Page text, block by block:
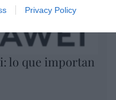
Privacy Policy
lo que importan